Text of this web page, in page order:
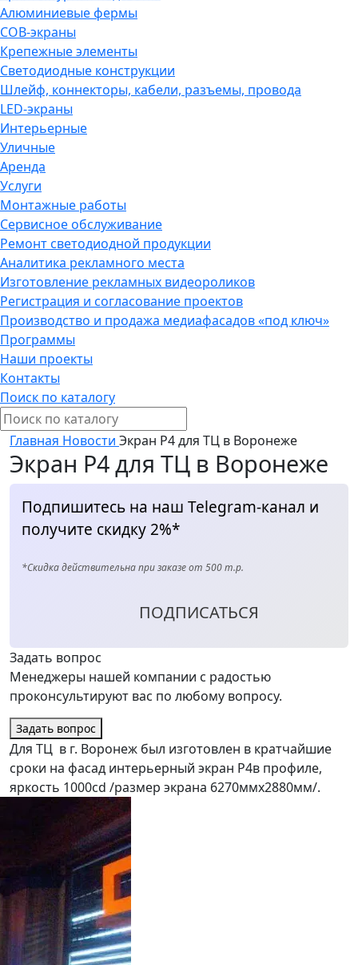
Алюминиевые фермы
COB-экраны
Крепежные элементы
Светодиодные конструкции
Шлейф, коннекторы, кабели, разъемы, провода
LED-экраны
Интерьерные
Уличные
Аренда
Услуги
Монтажные работы
Сервисное обслуживание
Ремонт светодиодной продукции
Аналитика рекламного места
Изготовление рекламных видеороликов
Регистрация и согласование проектов
Производство и продажа медиафасадов «под ключ»
Программы
Наши проекты
Контакты
Поиск по каталогу
Главная Новости Экран Р4 для ТЦ в Воронеже
Экран Р4 для ТЦ в Воронеже
Подпишитесь на наш Telegram-канал и
получите скидку 2%*
*Скидка действительна при заказе от 500 т.р.
ПОДПИСАТЬСЯ
Задать вопрос
Менеджеры нашей компании с радостью
проконсультируют вас по любому вопросу.
Задать вопрос
Для ТЦ в г. Воронеж был изготовлен в кратчайшие
сроки на фасад интерьерный экран Р4в профиле,
яркость 1000cd /размер экрана 6270ммх2880мм/.